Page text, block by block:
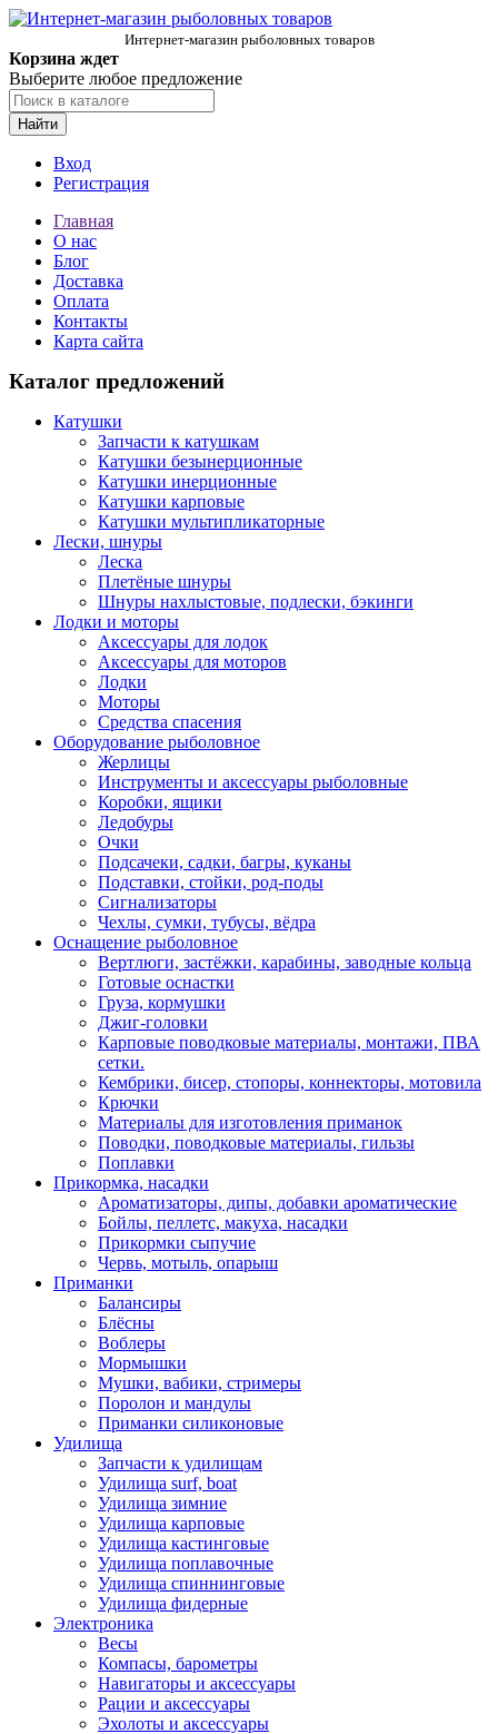
Интернет-магазин рыболовных товаров
Корзина ждет
Выберите любое предложение
Найти
Вход
Регистрация
Главная
О нас
Блог
Доставка
Оплата
Контакты
Карта сайта
Каталог предложений
Катушки
Запчасти к катушкам
Катушки безынерционные
Катушки инерционные
Катушки карповые
Катушки мультипликаторные
Лески, шнуры
Леска
Плетёные шнуры
Шнуры нахлыстовые, подлески, бэкинги
Лодки и моторы
Аксессуары для лодок
Аксессуары для моторов
Лодки
Моторы
Средства спасения
Оборудование рыболовное
Жерлицы
Инструменты и аксессуары рыболовные
Коробки, ящики
Ледобуры
Очки
Подсачеки, садки, багры, куканы
Подставки, стойки, род-поды
Сигнализаторы
Чехлы, сумки, тубусы, вёдра
Оснащение рыболовное
Вертлюги, застёжки, карабины, заводные кольца
Готовые оснастки
Груза, кормушки
Джиг-головки
Карповые поводковые материалы, монтажи, ПВА
сетки.
Кембрики, бисер, стопоры, коннекторы, мотовила
Крючки
Материалы для изготовления приманок
Поводки, поводковые материалы, гильзы
Поплавки
Прикормка, насадки
Ароматизаторы, дипы, добавки ароматические
Бойлы, пеллетс, макуха, насадки
Прикормки сыпучие
Червь, мотыль, опарыш
Приманки
Балансиры
Блёсны
Воблеры
Мормышки
Мушки, вабики, стримеры
Поролон и мандулы
Приманки силиконовые
Удилища
Запчасти к удилищам
Удилища surf, boat
Удилища зимние
Удилища карповые
Удилища кастинговые
Удилища поплавочные
Удилища спиннинговые
Удилища фидерные
Электроника
Весы
Компасы, барометры
Навигаторы и аксессуары
Рации и аксессуары
Эхолоты и аксессуары